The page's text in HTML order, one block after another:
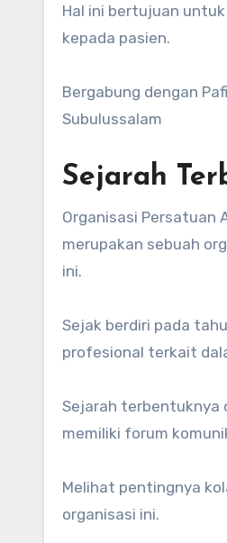
Hal ini bertujuan
kepada pasien.
Bergabung dengan
Subulussalam
Sejarah
Organisasi Persatuan
merupakan sebuah
ini.
Sejak berdiri pada
profesional terkait
Sejarah terbentuknya
memiliki forum
Melihat pentingnya
organisasi ini.